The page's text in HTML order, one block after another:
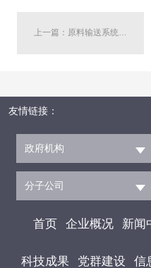
上一篇：原料输送系统在线技术改造技术研究与应用
友情链接：
政府机构
分子公司
首页 企业概况 新闻
科技成果 党群建设 信